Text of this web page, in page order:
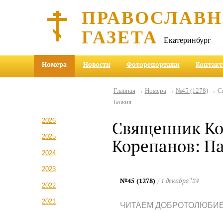
ГАЗЕТА Екатеринбург
Номера Новости Фоторепортажи
2026
2025
2024
2023
2022
2021
Главная→ Номера → №45 (1278)→
Божия
Священник
Корепанов:
№45 (1278) / 1 декабря ‘24
ЧИТАЕМ